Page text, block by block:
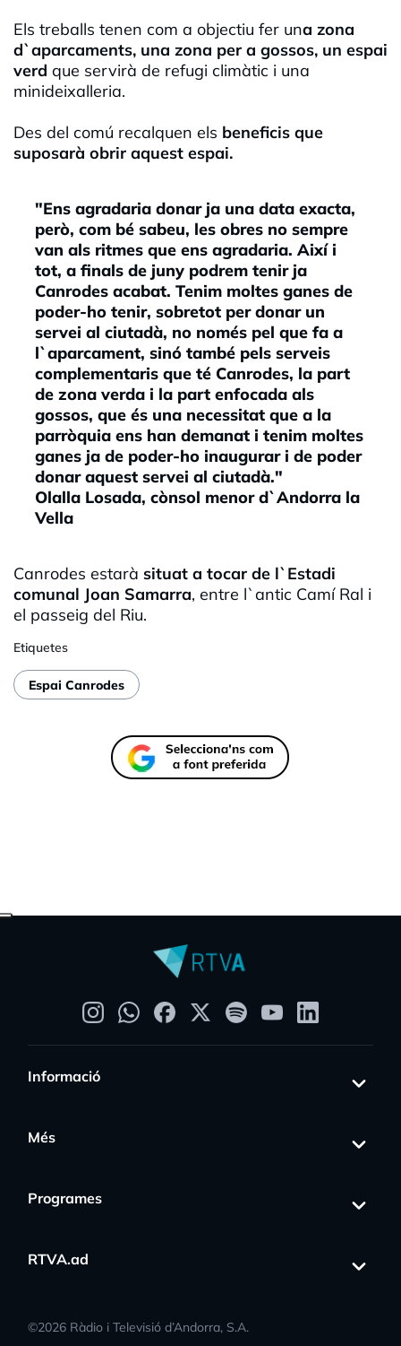
Els treballs tenen com a objectiu fer una zona
d`aparcaments, una zona per a gossos, un espai
verd que servirà de refugi climàtic i una
minideixalleria.
Des del comú recalquen els beneficis que
suposarà obrir aquest espai.
"Ens agradaria donar ja una data exacta,
però, com bé sabeu, les obres no sempre
van als ritmes que ens agradaria. Així i
tot, a finals de juny podrem tenir ja
Canrodes acabat. Tenim moltes ganes de
poder-ho tenir, sobretot per donar un
servei al ciutadà, no només pel que fa a
l`aparcament, sinó també pels serveis
complementaris que té Canrodes, la part
de zona verda i la part enfocada als
gossos, que és una necessitat que a la
parròquia ens han demanat i tenim moltes
ganes ja de poder-ho inaugurar i de poder
donar aquest servei al ciutadà."
Olalla Losada, cònsol menor d`Andorra la
Vella
Canrodes estarà situat a tocar de l`Estadi
comunal Joan Samarra, entre l`antic Camí Ral i
el passeig del Riu.
Etiquetes
Espai Canrodes
Informació
Més
Programes
RTVA.ad
©2026 Ràdio i Televisió d’Andorra, S.A.